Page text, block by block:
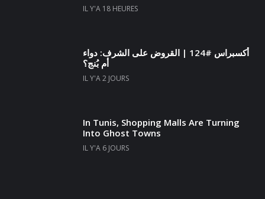
IL Y'A 18 HEURES
أكسبراس #124 | القروض على الشرف: دواء
أم بُنج؟
IL Y'A 2 JOURS
In Tunis, Shopping Malls Are Turning
Into Ghost Towns
IL Y'A 6 JOURS